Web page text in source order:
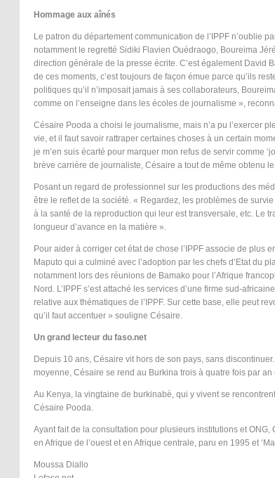
Hommage aux aînés
Le patron du département communication de l’IPPF n’oublie
notamment le regretté Sidiki Flavien Ouédraogo, Boureima
direction générale de la presse écrite. C’est également David
de ces moments, c’est toujours de façon émue parce qu’ils
politiques qu’il n’imposait jamais à ses collaborateurs,
comme on l’enseigne dans les écoles de journalisme »,
Césaire Pooda a choisi le journalisme, mais n’a pu l’exercer
vie, et il faut savoir rattraper certaines choses à un certain
je m’en suis écarté pour marquer mon refus de servir comme
brève carrière de journaliste, Césaire a tout de même obtenu
Posant un regard de professionnel sur les productions des
être le reflet de la société. « Regardez, les problèmes de
à la santé de la reproduction qui leur est transversale, etc. Le
longueur d’avance en la matière ».
Pour aider à corriger cet état de chose l’IPPF associe de
Maputo qui a culminé avec l’adoption par les chefs d’Etat du
notamment lors des réunions de Bamako pour l’Afrique
Nord. L’IPPF s’est attaché les services d’une firme sud-
relative aux thématiques de l’IPPF. Sur cette base, elle peut
qu’il faut accentuer » souligne Césaire.
Un grand lecteur du faso.net
Depuis 10 ans, Césaire vit hors de son pays, sans
moyenne, Césaire se rend au Burkina trois à quatre fois par
Au Kenya, la vingtaine de burkinabè, qui y vivent se
Césaire Pooda.
Ayant fait de la consultation pour plusieurs institutions et
en Afrique de l’ouest et en Afrique centrale, paru en 1995 et
Moussa Diallo